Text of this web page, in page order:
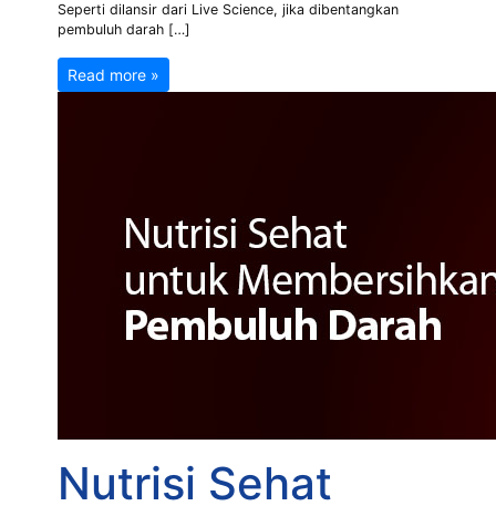
Seperti dilansir dari Live Science, jika dibentangkan
pembuluh darah […]
Read more »
Nutrisi Sehat